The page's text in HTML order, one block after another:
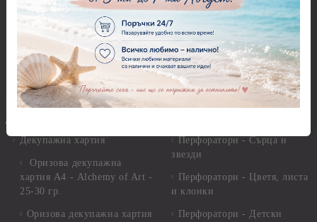
Молдове и шаблони
Глина
Самосъхнеща глина
Полимерна Глина
Приложни техники и
Декупаж
Декупажна хартия
Оризова декупажна
хартия А4 - Alchemy of Art -
25-30 гр.
Оризова декупажна хартия
Перфоратори 2,50 см
Перфоратори над 2,50 см
Бордюрни пънчове
Ъглови перфоратори
Перфоратори Основни
Перфоратори - Сърца и
звезди
Перфоратори - Цветя, листа
и клонки
Перфоратори - Детски